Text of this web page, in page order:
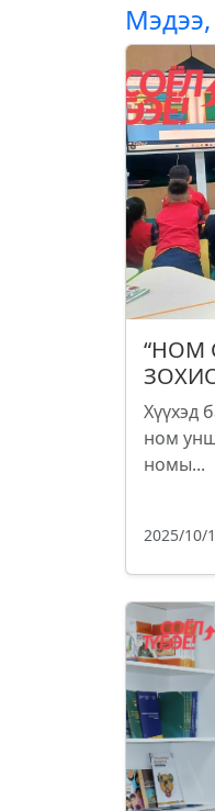
“НОМ
Хүүхэд
ном
номы...
2025/10/